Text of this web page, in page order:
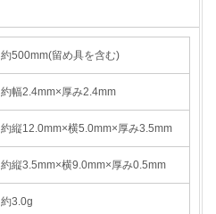
約500mm(留め具を含む)
約幅2.4mm×厚み2.4mm
約縦12.0mm×横5.0mm×厚み3.5mm
約縦3.5mm×横9.0mm×厚み0.5mm
約3.0g